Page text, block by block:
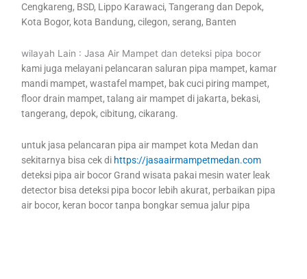
Cengkareng, BSD, Lippo Karawaci, Tangerang dan Depok,
Kota Bogor, kota Bandung, cilegon, serang, Banten
wilayah Lain : Jasa Air Mampet dan deteksi pipa bocor
kami juga melayani pelancaran saluran pipa mampet, kamar
mandi mampet, wastafel mampet, bak cuci piring mampet,
floor drain mampet, talang air mampet di jakarta, bekasi,
tangerang, depok, cibitung, cikarang.
untuk jasa pelancaran pipa air mampet kota Medan dan
sekitarnya bisa cek di https://jasaairmampetmedan.com
deteksi pipa air bocor Grand wisata pakai mesin water leak
detector bisa deteksi pipa bocor lebih akurat, perbaikan pipa
air bocor, keran bocor tanpa bongkar semua jalur pipa